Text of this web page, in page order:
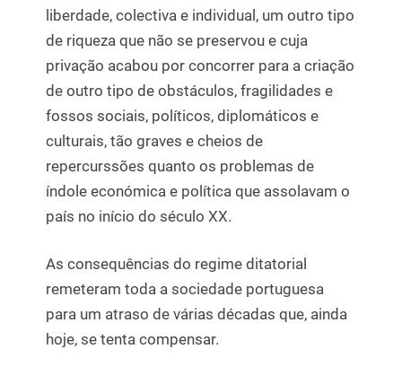
liberdade, colectiva e individual, um outro tipo
de riqueza que não se preservou e cuja
privação acabou por concorrer para a criação
de outro tipo de obstáculos, fragilidades e
fossos sociais, políticos, diplomáticos e
culturais, tão graves e cheios de
repercurssões quanto os problemas de
índole económica e política que assolavam o
país no início do século XX.
As consequências do regime ditatorial
remeteram toda a sociedade portuguesa
para um atraso de várias décadas que, ainda
hoje, se tenta compensar.